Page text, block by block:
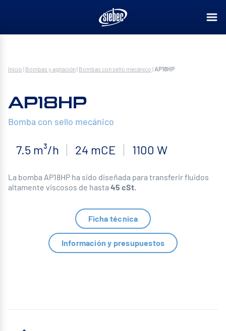
Inicio | Bombas y agitación| Bombas con sello mecánico |AP18HP
AP18HP
Bomba con sello mecánico
7.5 m³/h 24 mCE 1100 W
La bomba AP18HP ha sido diseñada para transferir fluidos
altamente viscosos de hasta 45 cSt.
Ficha técnica
Información y presupuestos